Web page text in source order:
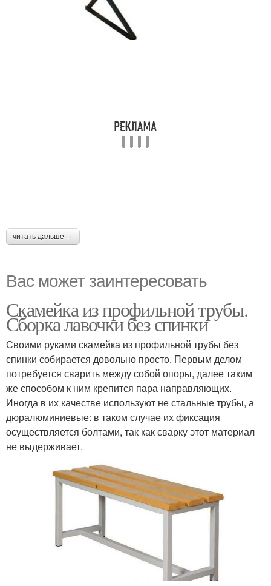
читать дальше →
Вас может заинтересовать
Скамейка из профильной трубы.
Сборка лавочки без спинки
Своими руками скамейка из профильной трубы без
спинки собирается довольно просто. Первым делом
потребуется сварить между собой опоры, далее таким
же способом к ним крепится пара направляющих.
Иногда в их качестве используют не стальные трубы, а
дюралюминиевые: в таком случае их фиксация
осуществляется болтами, так как сварку этот материал
не выдерживает.